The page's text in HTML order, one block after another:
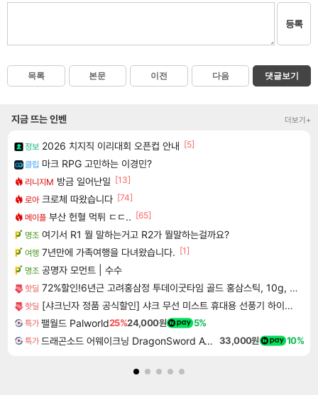
등록
목록 본문 이전 다음 댓글보기
지금 뜨는 인벤 더보기+
정보 2026 치지직 이리대회 오픈컵 안내 [5]
클립 마크 RPG 고민하는 이경민?
리니지M 방금 일어난일 [13]
로아 크로체 따왔습니다 [74]
메이플 부산 헌혈 먹튀 ㄷㄷ.. [65]
명조 여기서 R1 뭘 말하는거고 R2가 뭘말하는걸까요?
여행 7년만에 가족여행을 다녀왔습니다. [1]
명조 공명자 모먼트 | 수수
핫딜 72%할인!6년근 고려홍삼정 투데이굿타임 골드 홍삼스틱, 10g, 300포
핫딜 [샤크닌자 정품 공식할인] 샤크 무선 미스트 휴대용 선풍기 하이드로고 서큘레이터
특가 팰월드 Palworld25%24,000원 5%
특가 드래곤소드 어웨이크닝 DragonSword Awakening 33,000원 10%